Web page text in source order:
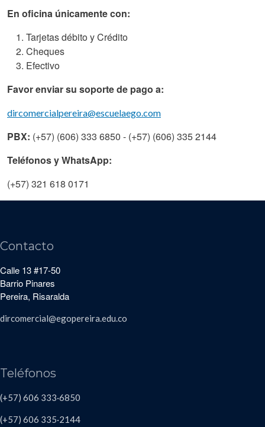
En oficina únicamente con:
Tarjetas débito y Crédito
Cheques
Efectivo
Favor enviar su soporte de pago a:
dircomercialpereira@escuelaego.com
PBX: (+57) (606) 333 6850 - (+57) (606) 335 2144
Teléfonos y WhatsApp:
(+57) 321 618 0171
Contacto
Calle 13 #17-50
Barrio Pinares
Pereira, Risaralda
dircomercial@egopereira.edu.co
Teléfonos
(+57) 606 333·6850
(+57) 606 335·2144